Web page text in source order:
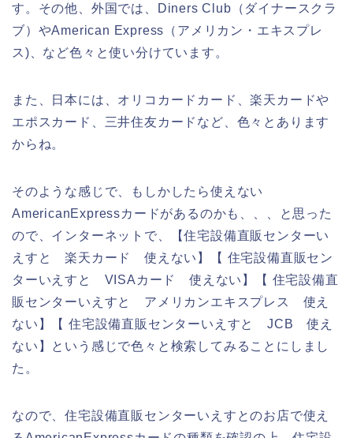
す。その他、外国では、Diners Club（ダイナースクラ
ブ）やAmerican Express（アメリカン・エキスプレ
ス)、など色々と使い分けています。
また、日本には、オリコカードカード、楽天カードや
エポスカード、三井住友カードなど、色々とあります
からね。
そのような感じで、もしかしたら使えない
AmericanExpressカードがあるのかも、、、と思った
ので、インターネットで、【住宅設備直販センターい
えすと 楽天カード 使えない】【 住宅設備直販セン
ターいえすと VISAカード 使えない】【 住宅設備直
販センターいえすと アメリカンエキスプレス 使え
ない】【 住宅設備直販センターいえすと JCB 使え
ない】という感じで色々と検索してみることにしまし
た。
なので、住宅設備直販センターいえすとのお店で使え